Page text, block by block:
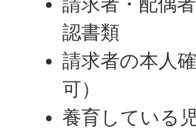
認書類
請求者の本人
可）
養育している